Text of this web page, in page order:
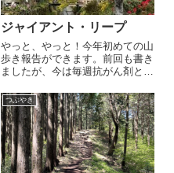
ジャイアント・リープ
やっと、やっと！今年初めての山
歩き報告ができます。前回も書き
ましたが、今は毎週抗がん剤と格
すがわたしにとっての一番は倦怠
感。月曜に投与し、火・水はステ
ロイドである意味ドーピングされ
て元気というか眠れない→木曜
は...
つぶやき